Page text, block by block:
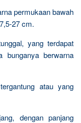
permukaan bawah
27 cm.
yang terdapat
bunganya berwarna
atau yang
dengan panjang